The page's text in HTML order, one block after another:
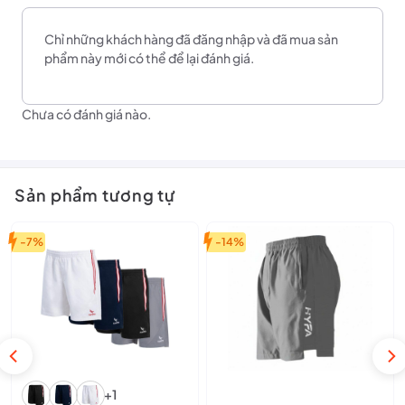
Theo dõi fanpage để cập nhật những mẫu mã và ưu đãi cực hấp
Chưa có đánh giá nào.
Chỉ những khách hàng đã đăng nhập và đã mua sản
phẩm này mới có thể để lại đánh giá.
Sản phẩm tương tự
-7%
+1
-14%